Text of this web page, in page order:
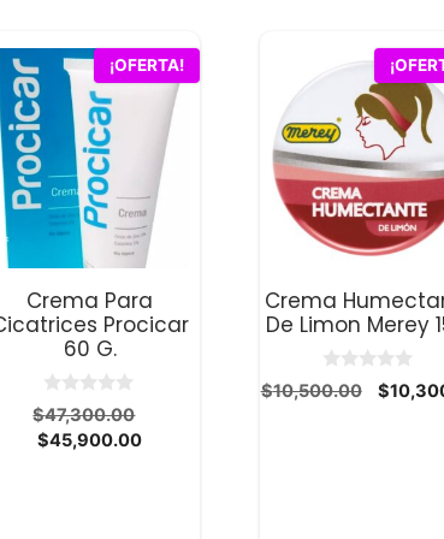
¡OFERTA!
Crema Para
Procicar
60 G.
0
d
e
$47,300.00
$45,900.00El
Crema
De Limon Merey
0
d
$10,500.00
El
$